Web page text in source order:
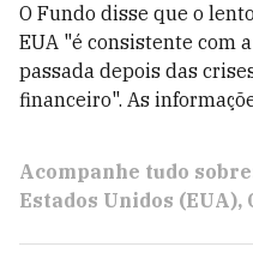
O Fundo disse que o
EUA "é consistente com
passada depois das
financeiro". As
Acompanhe tudo
Estados Unidos (EUA)